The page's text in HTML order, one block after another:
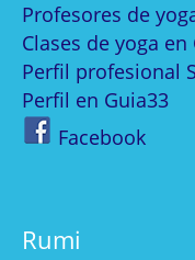
Profesores de
Clases de yoga en
Perfil profesional
Perfil en Guia33
Facebook
Rumi